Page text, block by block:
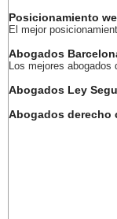
Posicionamiento
El mejor
Abogados
Los mejores abogados
Abogados Ley
Abogados derecho